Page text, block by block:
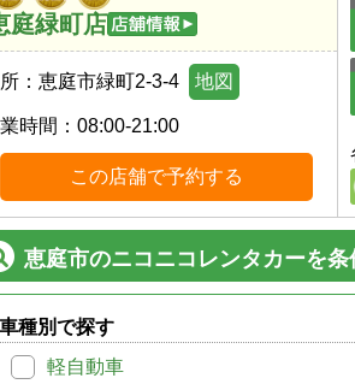
庭緑町店
： 恵庭市緑町2-3-4 地図
時間： 08:00-21:00
この店舗で予約する
恵庭市のニコニコレンタカーを条
車種別で探す
軽自動車